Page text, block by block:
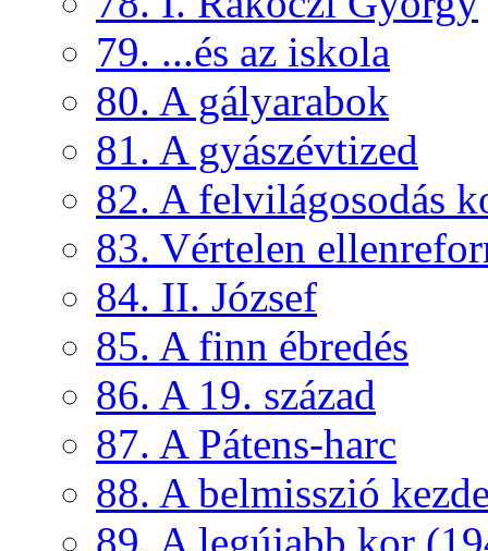
79. ...és az iskola
80. A gályarabok
81. A gyászévtized
82. A felvilágosodás
83. Vértelen
84. II. József
85. A finn ébredés
86. A 19. század
87. A Pátens-harc
88. A belmisszió